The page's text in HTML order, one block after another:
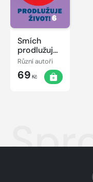
Smích
prodlužuje
život! 6
Různí autoři
69 Kč